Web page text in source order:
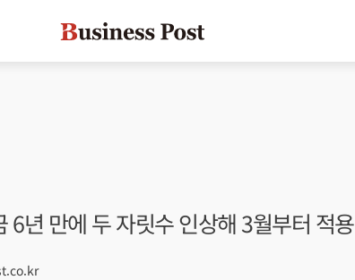
6년 만에 두 자릿수 인상해 3월부터 적용